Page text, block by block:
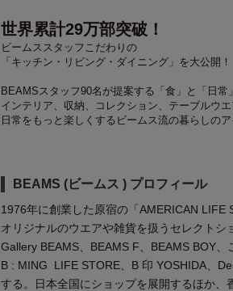
世界累計29万部突破！
ビームススタッフこだわりの
「キッチン・リビング・ダイニング」を大公開！
BEAMSスタッフ90名が提案する「食」と「日常」
インテリア、収納、コレクション、テーブルウ
日常をもっと楽しくするビームス流の暮らしのア
BEAMS (ビームス ) プロフィール
1976年に創業した原宿の「AMERICAN LIFE
オリジナルのウエアや雑貨を扱うセレクト
Gallery BEAMS、BEAMS F、BEAMS BOY、
B : MING LIFE STORE、B 印 YOSHIDA、
する。日本全国にショップを展開するほか、